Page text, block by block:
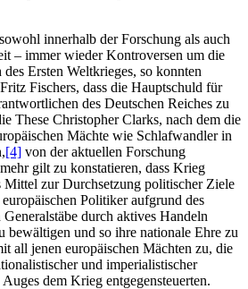
innerhalb der Forschung als auch
– immer wieder Kontroversen um die
Ersten Weltkrieges, so konnten
Fischers, dass die Hauptschuld für
des Deutschen Reiches zu
These Christopher Clarks, nach dem die
Mächte wie Schlafwandler in
[4] von der aktuellen Forschung
gilt zu konstatieren, dass Krieg
Mittel zur Durchsetzung politischer Ziele
Politiker aufgrund des
durch aktives Handeln
bewältigen und so ihre nationale Ehre zu
all jenen europäischen Mächten zu, die
und imperialistischer
dem Krieg entgegensteuerten.